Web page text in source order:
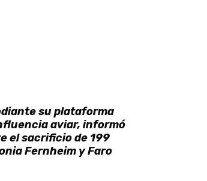
su plataforma
aviar, informó
el sacrificio de 199
Fernheim y Faro